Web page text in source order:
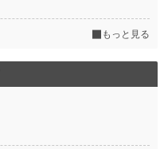
もっと見る